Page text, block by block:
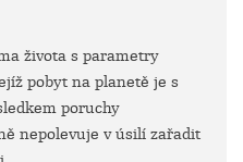
života s parametry
pobyt na planetě je s
poruchy
nepolevuje v úsilí zařadit